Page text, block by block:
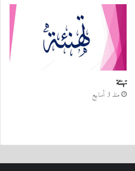
تهنئة
منذ 3 أسابيع